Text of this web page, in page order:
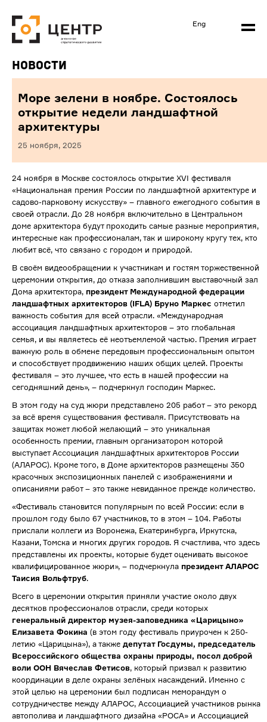
Eng
Новости
Море зелени в ноябре. Состоялось
открытие недели ландшафтной
архитектуры
25 ноября, 2025
24 ноября в Москве состоялось открытие XVI фестиваля
«Национальная премия России по ландшафтной архитектуре и
садово-парковому искусству» – главного ежегодного события в
своей отрасли. До 28 ноября включительно в Центральном
доме архитектора будут проходить самые разные мероприятия,
интересные как профессионалам, так и широкому кругу тех, кто
любит всё, что связано с городом и природой.
В своём видеообращении к участникам и гостям торжественной
церемонии открытия, до отказа заполнившим выставочный зал
Дома архитектора, президент Международной федерации
ландшафтных архитекторов (IFLA) Бруно Маркес отметил
важность события для всей отрасли. «Международная
ассоциация ландшафтных архитекторов – это глобальная
семья, и вы являетесь её неотъемлемой частью. Премия играет
важную роль в обмене передовым профессиональным опытом
и способствует продвижению наших общих целей. Проекты
фестиваля – это лучшее, что есть в нашей профессии на
сегодняшний день», – подчеркнул господин Маркес.
В этом году на суд жюри представлено 205 работ – это рекорд
за всё время существования фестиваля. Присутствовать на
защитах может любой желающий – это уникальная
особенность премии, главным организатором которой
выступает Ассоциация ландшафтных архитекторов России
(АЛАРОС). Кроме того, в Доме архитекторов размещены 350
красочных экспозиционных панелей с изображениями и
описаниями работ – это также невиданное прежде количество.
«Фестиваль становится популярным по всей России: если в
прошлом году было 67 участников, то в этом – 104. Работы
прислали коллеги из Воронежа, Екатеринбурга, Иркутска,
Казани, Томска и многих других городов. Я счастлива, что здесь
представлены их проекты, которые будет оценивать высокое
квалифицированное жюри», – подчеркнула президент АЛАРОС
Таисия Вольфтруб.
Всего в церемонии открытия приняли участие около двух
десятков профессионалов отрасли, среди которых
генеральный директор музея-заповедника «Царицыно»
Елизавета Фокина (в этом году фестиваль приурочен к 250-
летию «Царицына»), а также депутат Госдумы, председатель
Всероссийского общества охраны природы, посол доброй
воли ООН Вячеслав Фетисов, который призвал к развитию
координации в деле охраны зелёных насаждений. Именно с
этой целью на церемонии был подписан меморандум о
сотрудничестве между АЛАРОС, Ассоциацией участников рынка
автополива и ландшафтного дизайна «РОСА» и Ассоциацией